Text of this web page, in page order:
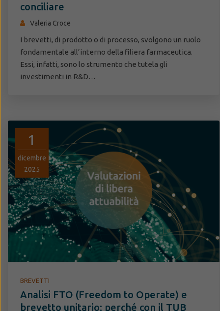
conciliare
Valeria Croce
I brevetti, di prodotto o di processo, svolgono un ruolo
fondamentale all’interno della filiera farmaceutica.
Essi, infatti, sono lo strumento che tutela gli
investimenti in R&D…
1
dicembre
2025
BREVETTI
Analisi FTO (Freedom to Operate) e
brevetto unitario: perché con il TUB